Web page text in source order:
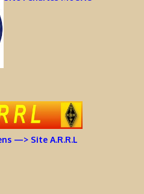
—> Site A.R.R.L